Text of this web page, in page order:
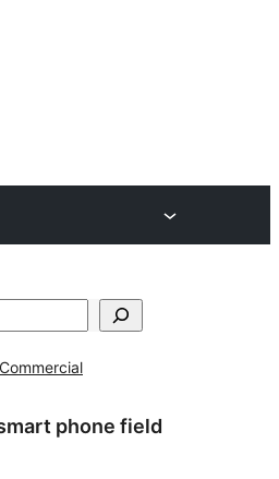
Commercial
phone field